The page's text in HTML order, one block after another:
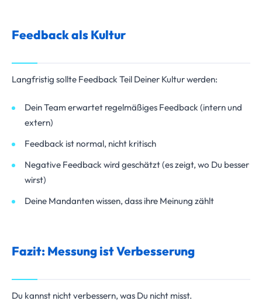
Feedback als Kultur
Langfristig sollte Feedback Teil Deiner Kultur werden:
Dein Team erwartet regelmäßiges Feedback (intern und
extern)
Feedback ist normal, nicht kritisch
Negative Feedback wird geschätzt (es zeigt, wo Du besser
wirst)
Deine Mandanten wissen, dass ihre Meinung zählt
Fazit: Messung ist Verbesserung
Du kannst nicht verbessern, was Du nicht misst.